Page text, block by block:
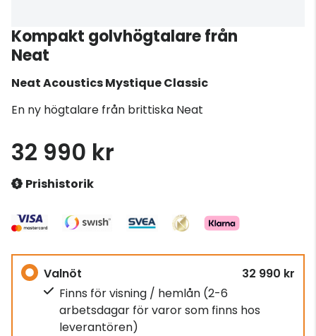
Kompakt golvhögtalare från
Neat
Neat AcousticsMystique Classic
En ny högtalare från brittiska Neat
32 990 kr
Prishistorik
Valnöt
32 990 kr
Finns för visning / hemlån (2-6
arbetsdagar för varor som finns hos
leverantören)